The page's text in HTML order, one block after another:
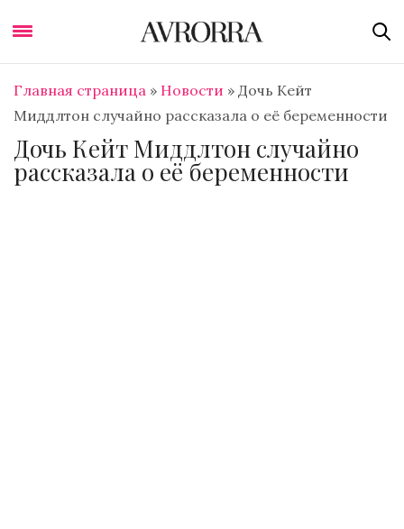
Главная страница » Новости » Дочь Кейт
Миддлтон случайно рассказала о её беременности
Дочь Кейт Миддлтон случайно
рассказала о её беременности